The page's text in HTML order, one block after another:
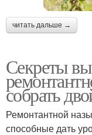
читать дальше →
Секреты
собрать
Ремонтантной
способные дать